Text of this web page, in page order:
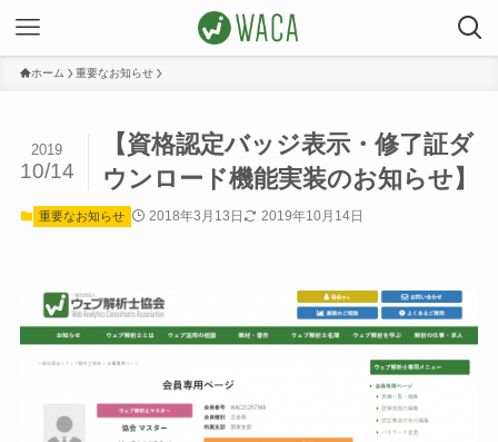
ホーム 重要なお知らせ
【資格認定バッジ表示・修了証ダ
ウンロード機能実装のお知らせ】
2019
10/14
重要なお知らせ 2018年3月13日 2019年10月14日